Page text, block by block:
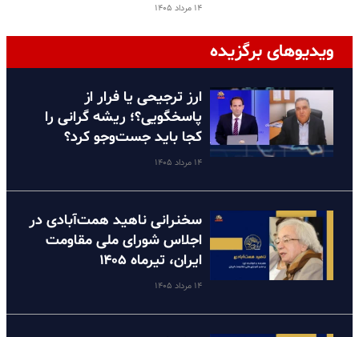
۱۴ مرداد ۱۴۰۵
ویدیوهای برگزیده
ارز ترجیحی یا فرار از
پاسخگویی؟؛ ریشه گرانی را
کجا باید جست‌وجو کرد؟
۱۴ مرداد ۱۴۰۵
سخنرانی ناهید همت‌آبادی در
اجلاس شورای ملی مقاومت
ایران، تیرماه ۱۴۰۵
۱۴ مرداد ۱۴۰۵